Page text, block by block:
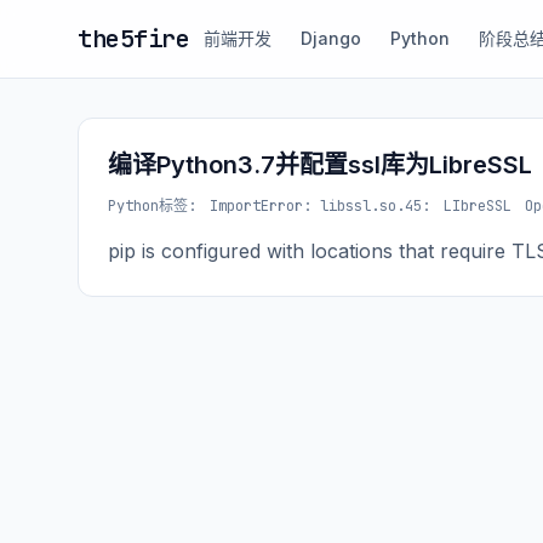
the5fire 前端开发 Django Python 阶段总
编译Python3.7并配置ssl库为LibreSSL
Python标签: ImportError: libssl.so.45: LIbreSSL
pip is configured with locations that require